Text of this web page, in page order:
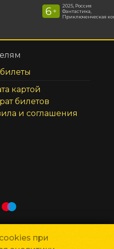
6 +
2025, Россия
Фантастика,
Приключенческая
при
картой
билетов
и соглашения